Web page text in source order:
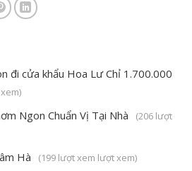
đi cửa khẩu Hoa Lư Chỉ 1.700.000
Ngon Chuẩn Vị Tại Nhà
(206 lượt
Hà (199 lượt xem lượt xem)